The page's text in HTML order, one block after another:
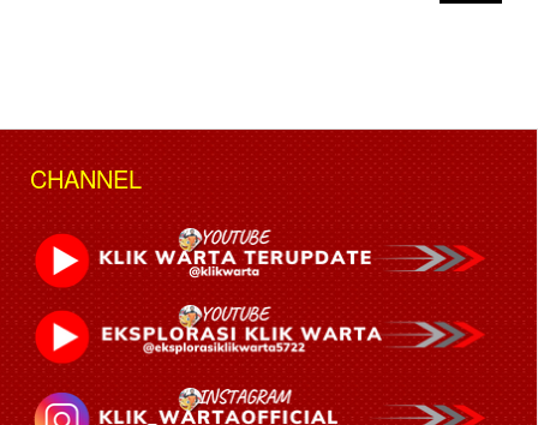
CHANNEL